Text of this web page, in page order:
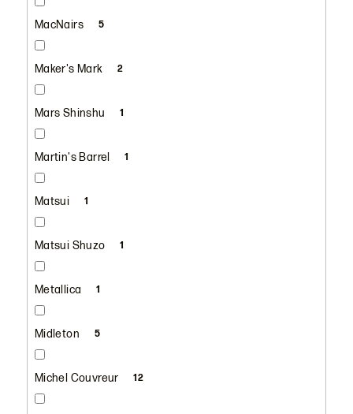
MacNairs 5
Maker's Mark 2
Mars Shinshu 1
Martin's Barrel 1
Matsui 1
Matsui Shuzo 1
Metallica 1
Midleton 5
Michel Couvreur 12